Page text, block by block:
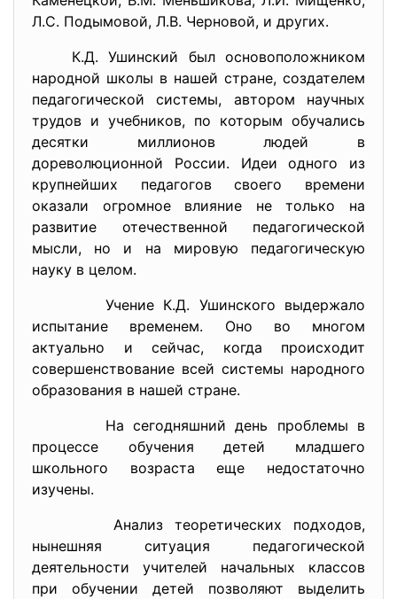
Л.С. Подымовой, Л.В. Черновой, и других.
К.Д. Ушинский был основоположником
народной школы в нашей стране, создателем
педагогической системы, автором научных
трудов и учебников, по которым обучались
десятки миллионов людей в
дореволюционной России. Идеи одного из
крупнейших педагогов своего времени
оказали огромное влияние не только на
развитие отечественной педагогической
мысли, но и на мировую педагогическую
науку в целом.
Учение К.Д. Ушинского выдержало
испытание временем. Оно во многом
актуально и сейчас, когда происходит
совершенствование всей системы народного
образования в нашей стране.
На сегодняшний день проблемы в
процессе обучения детей младшего
школьного возраста еще недостаточно
изучены.
Анализ теоретических подходов,
нынешняя ситуация педагогической
деятельности учителей начальных классов
при обучении детей позволяют выделить